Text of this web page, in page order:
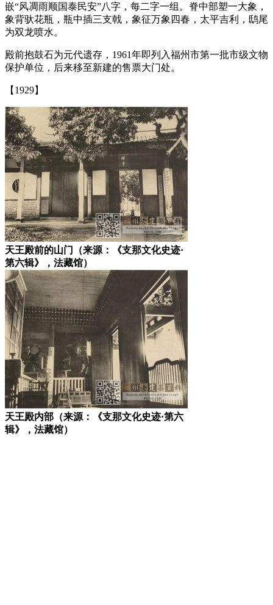
嵌“风凋雨顺国泰民安”八字，每二字一组。脊中部塑一大象，
象背驮花瓶，瓶中插三支戟，象征万象四春，太平吉利，鸱尾
为双龙喷水。
殿前抱鼓石为元代遗存，1961年即列入福州市第一批市级文物
保护单位，后来移至新建的售票大门处。
【1929】
天王殿前的山门（来源：《支那文化史迹·
第六辑》，法藏馆）
天王殿内部（来源：《支那文化史迹·第六
辑》，法藏馆）